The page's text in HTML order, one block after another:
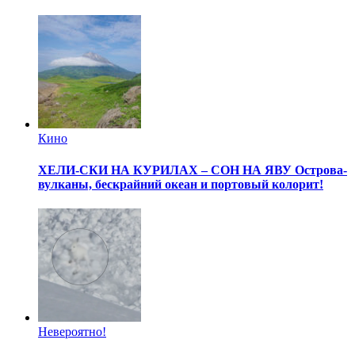
Кино
ХЕЛИ-СКИ НА КУРИЛАХ – СОН НА ЯВУ Острова-
вулканы, бескрайний океан и портовый колорит!
Невероятно!